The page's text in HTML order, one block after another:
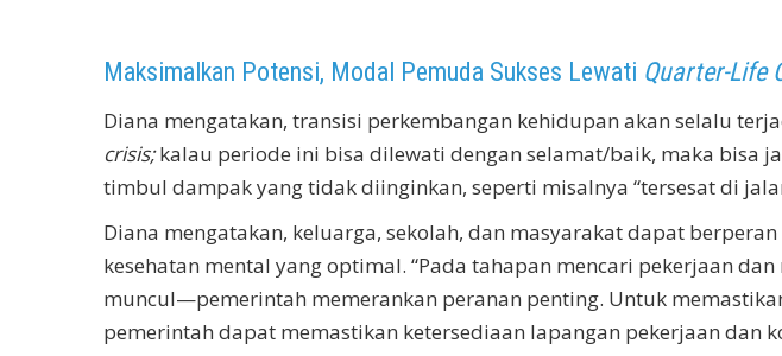
Maksimalkan Potensi, Modal Pemuda Sukses Lewati Quarter-Life
Diana mengatakan, transisi perkembangan kehidupan akan selalu
crisis;kalau periode ini bisa dilewati dengan selamat/baik, maka bisa
timbul dampak yang tidak diinginkan, seperti misalnya “tersesat di
Diana mengatakan, keluarga, sekolah, dan masyarakat dapat
kesehatan mental yang optimal. “Pada tahapan mencari pekerjaan
muncul—pemerintah memerankan peranan penting. Untuk
pemerintah dapat memastikan ketersediaan lapangan pekerjaan dan